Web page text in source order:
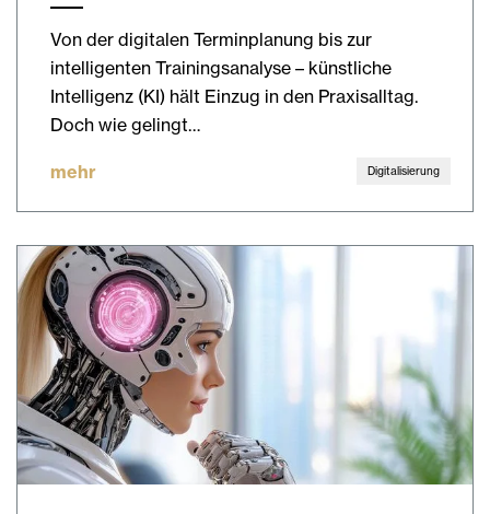
Von der digitalen Terminplanung bis zur
intelligenten Trainingsanalyse – künstliche
Intelligenz (KI) hält Einzug in den Praxisalltag.
Doch wie gelingt…
mehr Digitalisierung